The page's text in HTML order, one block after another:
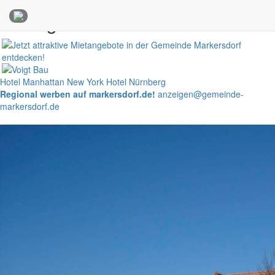
Anzeigen
Hotel Manhattan New York Hotel Nürnberg
Regional werben auf markersdorf.de! anzeigen@gemeinde-
markersdorf.de